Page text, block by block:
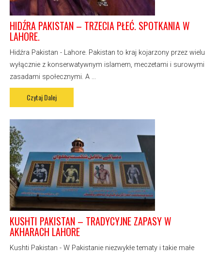
HIDŹRA PAKISTAN – TRZECIA PŁEĆ. SPOTKANIA W
LAHORE.
Hidźra Pakistan - Lahore. Pakistan to kraj kojarzony przez wielu
wyłącznie z konserwatywnym islamem, meczetami i surowymi
zasadami społecznymi. A ...
Czytaj Dalej
KUSHTI PAKISTAN – TRADYCYJNE ZAPASY W
AKHARACH LAHORE
Kushti Pakistan - W Pakistanie niezwykłe tematy i takie małe